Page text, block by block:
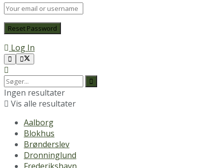
Log In
Ingen resultater
Vis alle resultater
Aalborg
Blokhus
Brønderslev
Dronninglund